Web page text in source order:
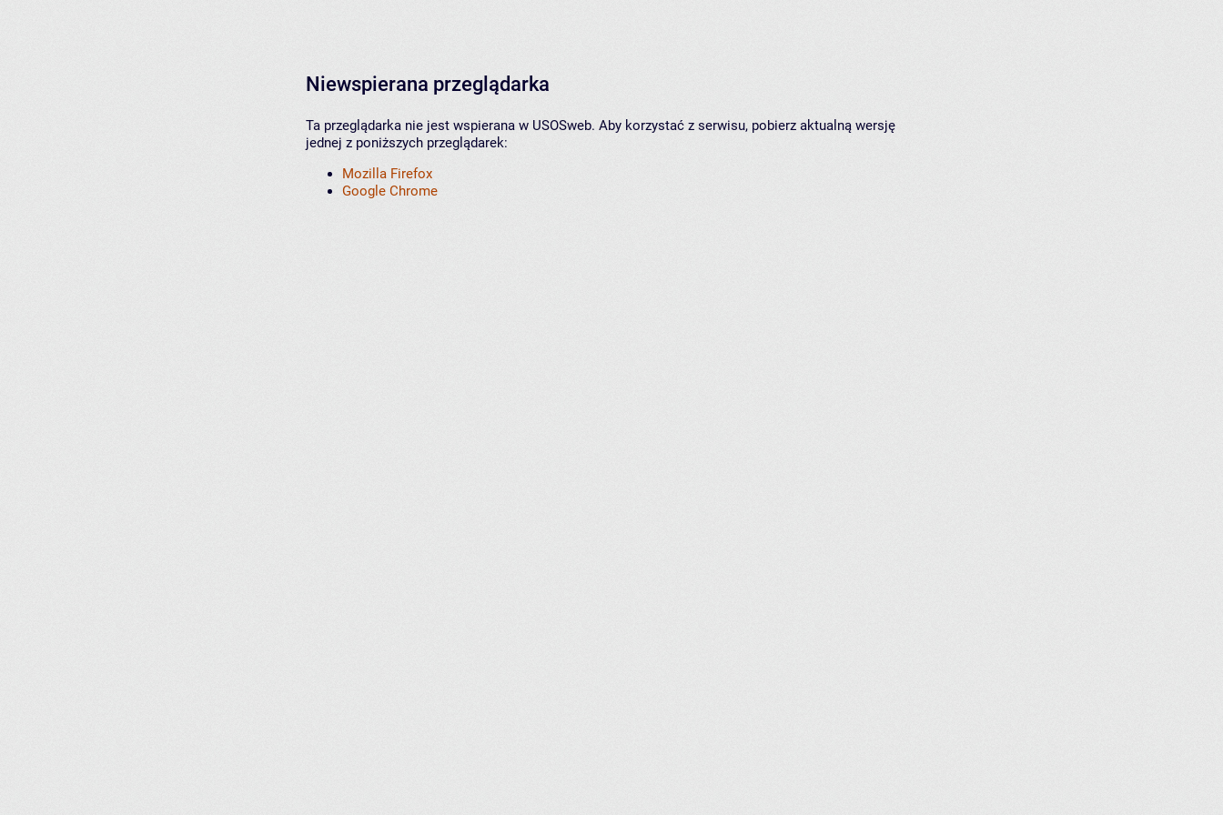
Niewspierana przeglądarka
Ta przeglądarka nie jest wspierana w USOSweb. Aby korzystać z serwisu, pobierz aktualną wersję
jednej z poniższych przeglądarek:
Mozilla Firefox
Google Chrome